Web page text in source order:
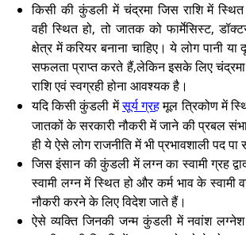
किसी की कुंडली में चंद्रमा जिस राशि में
वही स्थित हो, तो जातक को फार्मेसिस्ट,
क्षेत्र में ​करियर बनाना चाहिए। ये लोग पानी या
सफलता प्राप्त करते हैं,लेकिन इसके लिए
राशि एवं स्वग्रही होना आवश्यक है।
यदि किसी कुंडली मेंसूर्य ग्रहमूल त्रिकोण में
जातकों के सरकारी नौकरी में जाने की प्रबल
ही ये ऐसे लोग राजनीति में भी प्रभावशाली पद
जिस इंसान की कुंडली में लग्न का स्वामी ग्रह
स्वामी लग्न में स्थित हो और कर्म भाव के स्वामी
नौकरी करने के लिए विदेश जाते हैं।
ऐसे व्यक्ति जिनकी जन्म कुंडली में नवांश